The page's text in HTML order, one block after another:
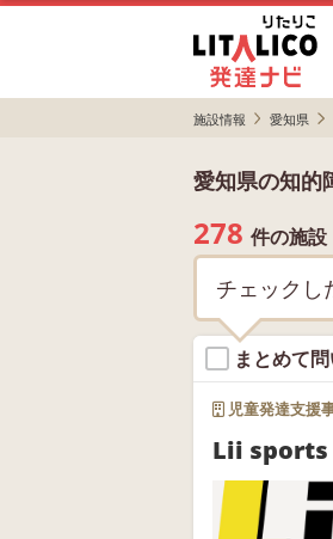
施設情報 愛知県
愛知県の知的
278 件の施設
チェックし
まとめて
児童発達支援
Lii sports